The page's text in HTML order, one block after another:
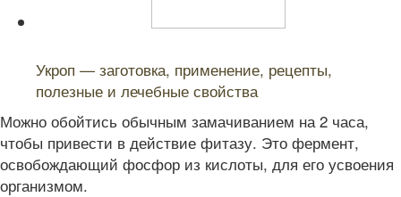
Укроп — заготовка, применение, рецепты,
полезные и лечебные свойства
Можно обойтись обычным замачиванием на 2 часа,
чтобы привести в действие фитазу. Это фермент,
освобождающий фосфор из кислоты, для его усвоения
организмом.